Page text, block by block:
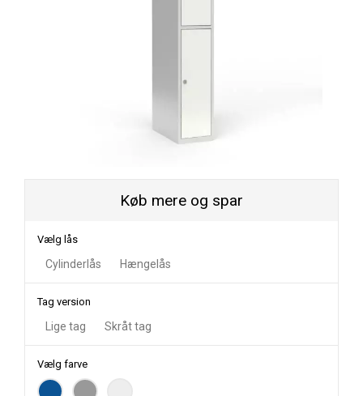
Køb mere og spar
Vælg lås
Cylinderlås Hængelås
Tag version
Lige tag Skråt tag
Vælg farve